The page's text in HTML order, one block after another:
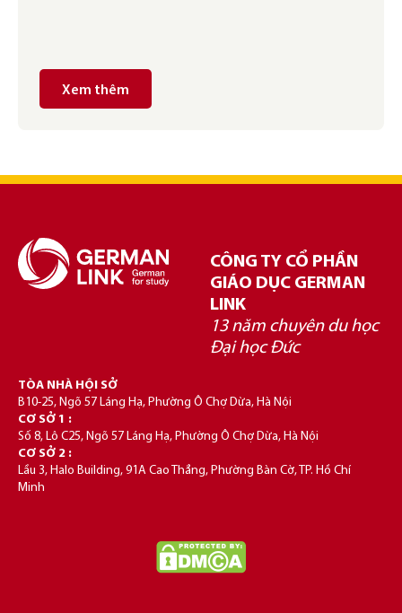
Xem thêm
CÔNG TY CỔ PHẦN
GIÁO DỤC GERMAN
LINK
13 năm chuyên du học
Đại học Đức
TÒA NHÀ HỘI SỞ
B10-25, Ngõ 57 Láng Hạ, Phường Ô Chợ Dừa, Hà Nội
CƠ SỞ 1 :
Số 8, Lô C25, Ngõ 57 Láng Hạ, Phường Ô Chợ Dừa, Hà Nội
CƠ SỞ 2 :
Lầu 3, Halo Building, 91A Cao Thắng, Phường Bàn Cờ, TP. Hồ Chí
Minh